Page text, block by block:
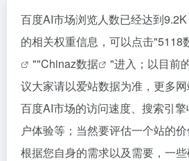
百度AI市场浏览人数已经达到
的相关权重信息，可以点击"5118
""Chinaz数据
"进入；以目前
议大家请以爱站数据为准，更多网
百度AI市场的访问速度、搜索引
户体验等；当然要评估一个站的
根据您自身的需求以及需要，一